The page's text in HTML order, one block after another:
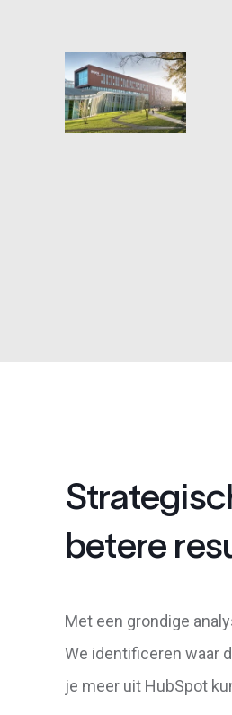
betere
Met een grondige
We identificeren waar
je meer uit HubSpot